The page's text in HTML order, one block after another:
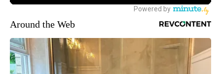
Around the Web